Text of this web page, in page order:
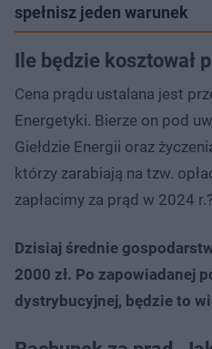
spełnisz jeden warunek
Ile będzie kosztował
Cena prądu ustalana jest
Energetyki. Bierze on pod
Giełdzie Energii oraz
którzy zarabiają na tzw.
zapłacimy za prąd w 2024 r.?
Dzisiaj średnie
2000 zł. Po zapowiadanej
dystrybucyjnej, będzie to